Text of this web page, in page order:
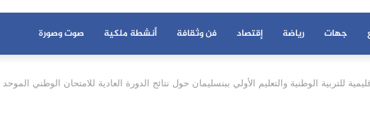
جهات رياضة إقتصاد فن وثقافة أنشطة ملكية صوت وصورة
للتربية الوطنية والتعليم الأولي ببنسليمان حول نتائج الدورة العادية للامتحان الوطني الموحد